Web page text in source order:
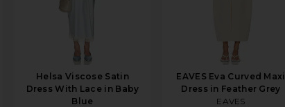
Helsa Viscose Satin
Dress With Lace in Baby
Blue
EAVES Eva Curved Maxi
Dress in Feather Grey
EAVES